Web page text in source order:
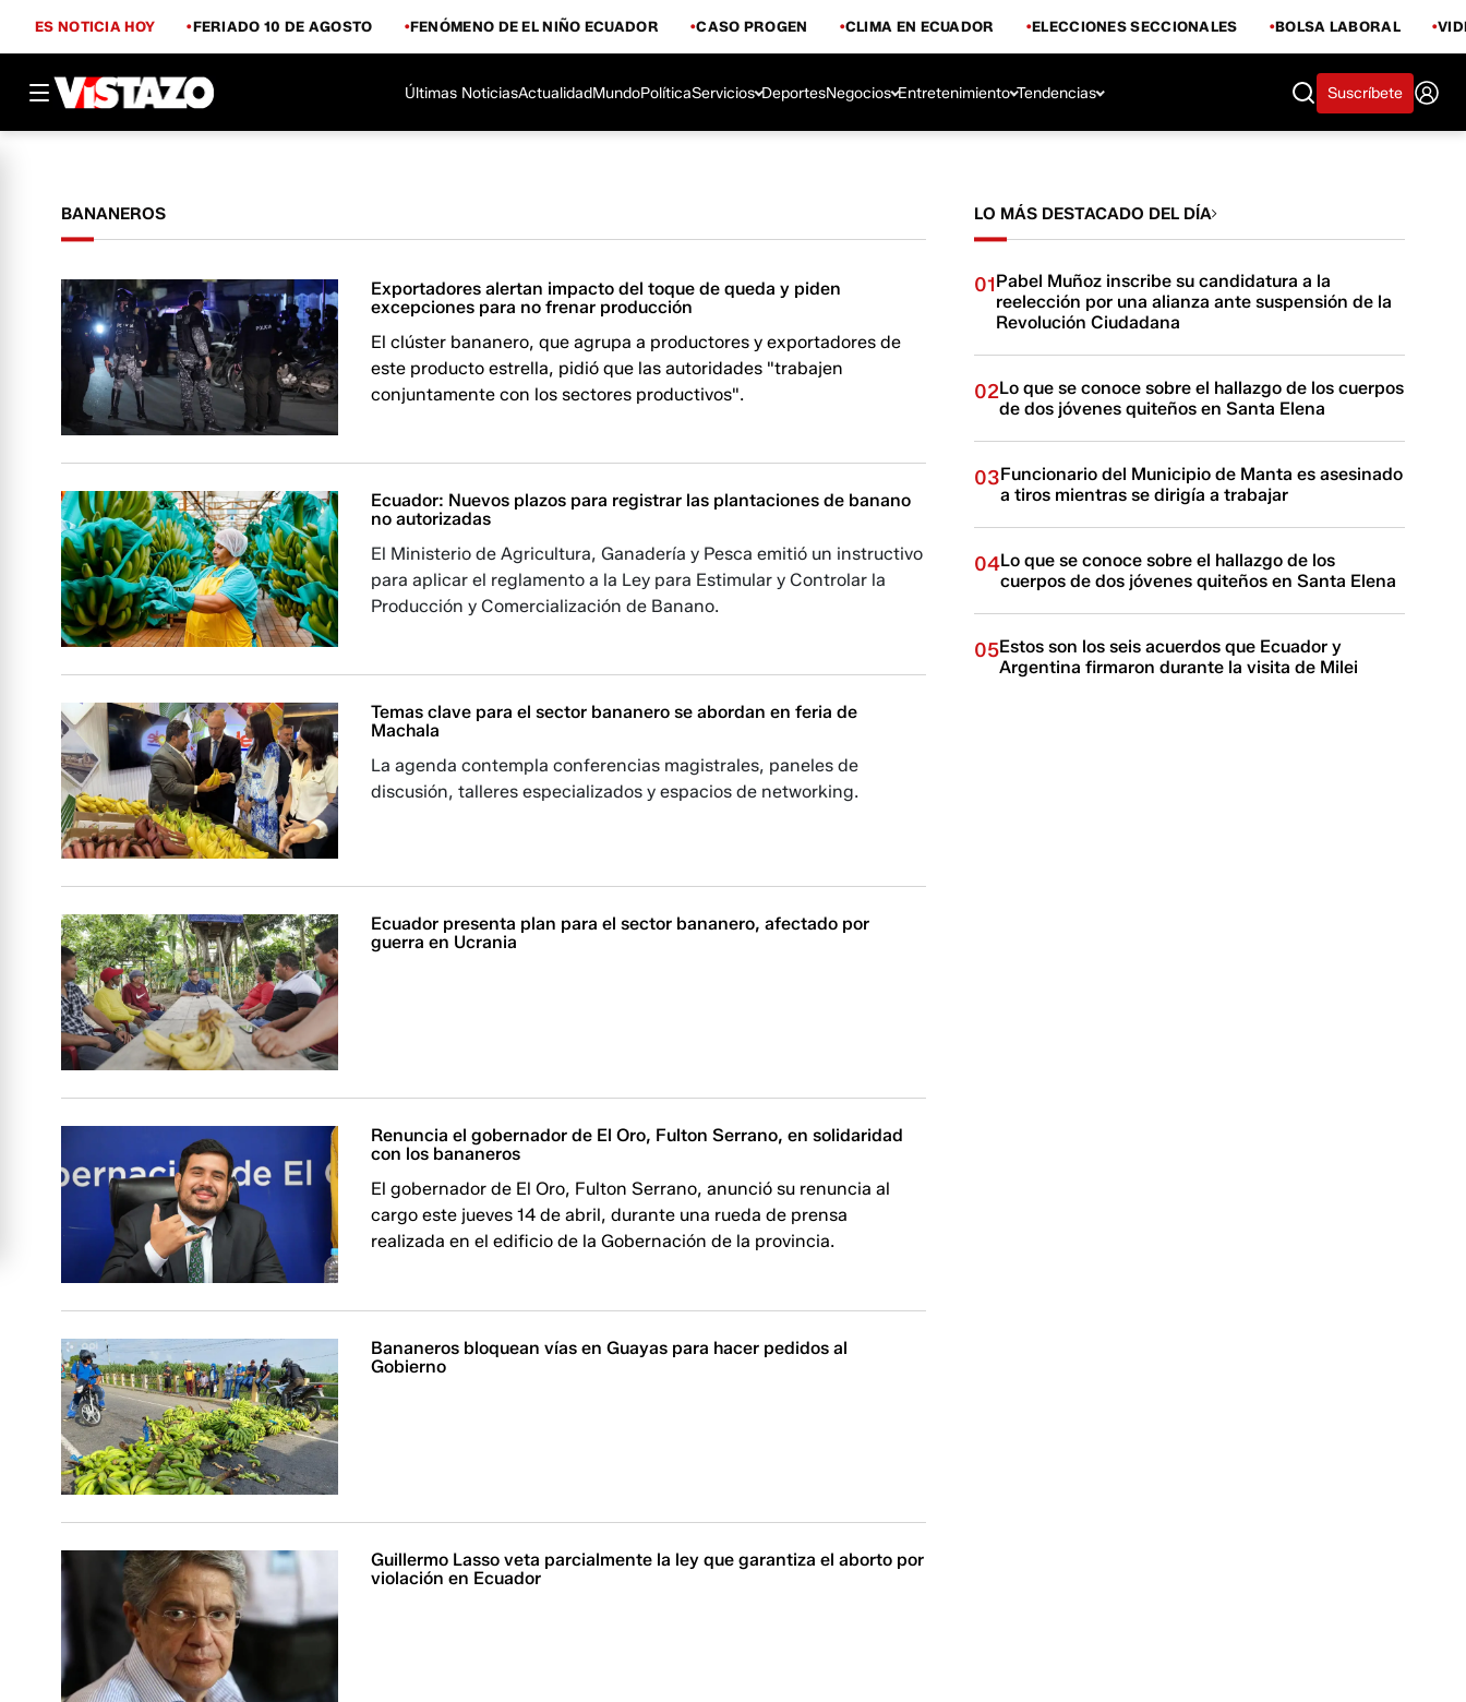
ES NOTICIA HOY FERIADO 10 DE AGOSTO FENÓMENO DE EL NIÑO ECUADOR CASO PROGEN CLIMA EN ECUADOR ELECCIONES SECCIONALES BOLSA LABORAL
Últimas NoticiasActualidadMundoPolíticaServicios DeportesNegocios Entretenimiento Tendencias Suscríbete
BANANEROS
Exportadores alertan impacto del toque de queda y piden
excepciones para no frenar producción
El clúster bananero, que agrupa a productores y exportadores de
este producto estrella, pidió que las autoridades "trabajen
conjuntamente con los sectores productivos".
Ecuador: Nuevos plazos para registrar las plantaciones de banano
no autorizadas
El Ministerio de Agricultura, Ganadería y Pesca emitió un instructivo
para aplicar el reglamento a la Ley para Estimular y Controlar la
Producción y Comercialización de Banano.
Temas clave para el sector bananero se abordan en feria de
Machala
La agenda contempla conferencias magistrales, paneles de
discusión, talleres especializados y espacios de networking.
Ecuador presenta plan para el sector bananero, afectado por
guerra en Ucrania
Renuncia el gobernador de El Oro, Fulton Serrano, en solidaridad
con los bananeros
El gobernador de El Oro, Fulton Serrano, anunció su renuncia al
cargo este jueves 14 de abril, durante una rueda de prensa
realizada en el edificio de la Gobernación de la provincia.
Bananeros bloquean vías en Guayas para hacer pedidos al
Gobierno
Guillermo Lasso veta parcialmente la ley que garantiza el aborto por
violación en Ecuador
LO MÁS DESTACADO DEL DÍA
01Pabel Muñoz inscribe su candidatura a la
reelección por una alianza ante suspensión de la
Revolución Ciudadana
02Lo que se conoce sobre el hallazgo de los cuerpos
de dos jóvenes quiteños en Santa Elena
03Funcionario del Municipio de Manta es asesinado
a tiros mientras se dirigía a trabajar
04Lo que se conoce sobre el hallazgo de los
cuerpos de dos jóvenes quiteños en Santa Elena
05Estos son los seis acuerdos que Ecuador y
Argentina firmaron durante la visita de Milei